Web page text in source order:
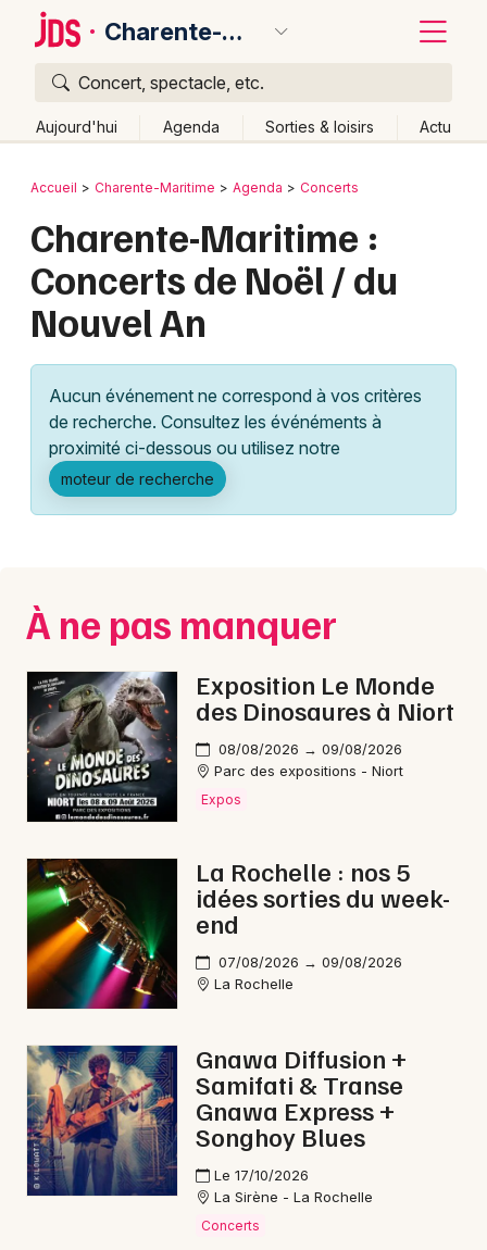
Charente-Maritime
Concert, spectacle, etc.
Aujourd'hui Agenda Sorties & loisirs Actu
Publier un événement
Grands événements
Manifestations
Foires & salons
Sports
Soirées
Sorties famille
Expos
Concerts de Noël en Poitou-Charente
Concerts de Noël en Nouvelle-Aquitaine
Newsletter des sorties
Artistes en tournée
Actus en Charente-Maritime
Magazine en Charente-Maritime
Bordeaux
Colmar
Lille
Lyon
Marseille
Mulhouse
Montpellier
Paris
Strasbourg
Toulouse
Toutes les villes
Retour
Accueil Charente-Maritime Agenda Concerts
Charente-Maritime :
Concerts de Noël / du
Nouvel An
Aucun événement ne correspond à vos critères
de recherche. Consultez les événéments à
proximité ci-dessous ou utilisez notre
moteur de recherche
À ne pas manquer
Exposition Le Monde
des Dinosaures à Niort
08/08/2026 → 09/08/2026
Parc des expositions - Niort
Expos
La Rochelle : nos 5
idées sorties du week-
end
07/08/2026 → 09/08/2026
La Rochelle
Gnawa Diffusion +
Samifati & Transe
Gnawa Express +
Songhoy Blues
Le 17/10/2026
La Sirène - La Rochelle
Concerts
Quoi ?
Où ?
Près de moi
Changer de lieu
Quand ?
Effacer les dates
Aujourd'hui
Demain